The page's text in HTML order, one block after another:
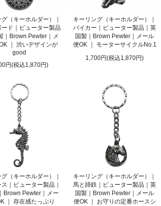
（キーホルダー）｜
ード｜ピューター製品
｜Brown Pewter｜メ
｜ 渋いデザインが
good
円(税込1,870円)
キーリング（キーホルダー）｜
バイカー｜ピューター製品｜英
国製｜Brown Pewter｜メール
便OK ｜ モーターサイクルNo.1
1,700円(税込1,870円)
（キーホルダー）｜
｜ピューター製品｜
Brown Pewter｜メー
｜ 存在感たっぷり
キーリング（キーホルダー）｜
馬と蹄鉄｜ピューター製品｜英
国製｜Brown Pewter｜メール
便OK ｜ お守りの定番ホースシ